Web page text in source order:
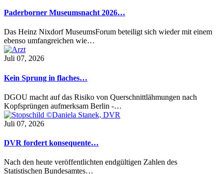
Paderborner Museumsnacht 2026…
Das Heinz Nixdorf MuseumsForum beteiligt sich wieder mit einem
ebenso umfangreichen wie…
Juli 07, 2026
Kein Sprung in flaches…
DGOU macht auf das Risiko von Querschnittlähmungen nach
Kopfsprüngen aufmerksam Berlin -…
Juli 07, 2026
DVR fordert konsequente…
Nach den heute veröffentlichten endgültigen Zahlen des
Statistischen Bundesamtes…